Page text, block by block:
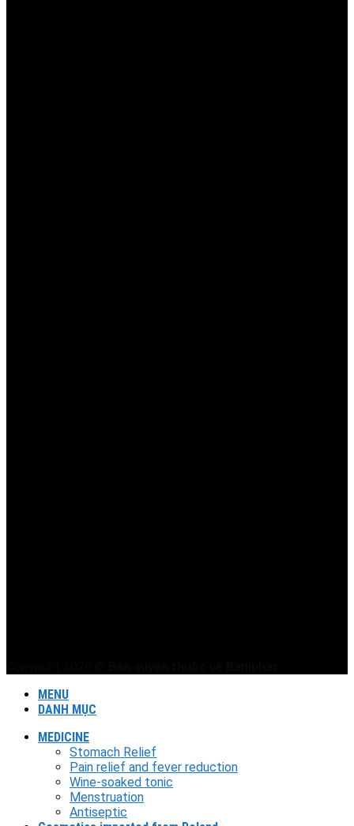
MENU
DANH MỤC
MEDICINE
Stomach Relief
Pain relief and fever reduction
Wine-soaked tonic
Menstruation
Antiseptic